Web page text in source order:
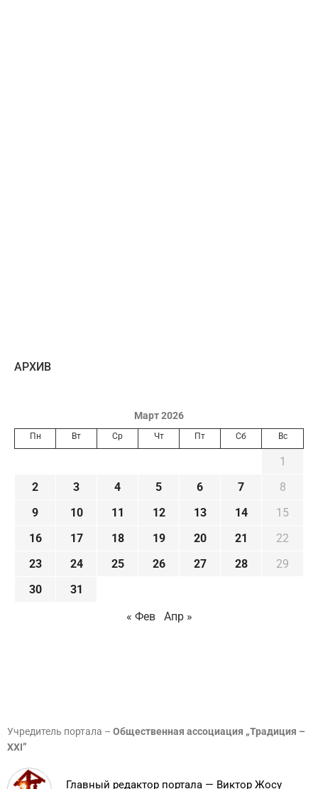
AРХИВ
Март 2026
Пн Вт Ср Чт Пт Сб Вс
1
2
3 4 5 6 7
8
9
10 11 12 13 14
15
16
17 18 19 20 21
22
23
24 25 26 27 28
29
30
31
« Фев
Апр »
Учредитель портала – Общественная ассоциация „Традиция –
XXI”
Главный редактор портала — Виктор Жосу